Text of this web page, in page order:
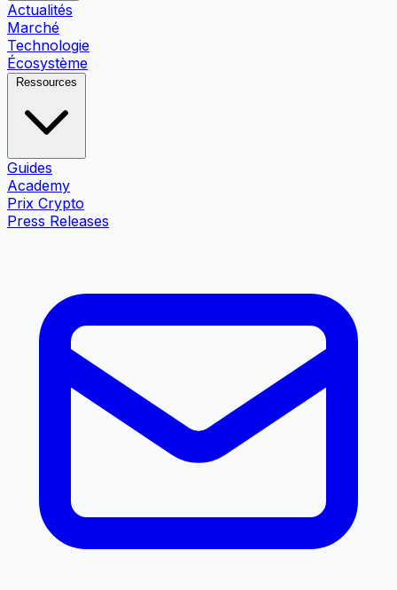
Actualités
Marché
Technologie
Écosystème
Ressources
Guides
Academy
Prix Crypto
Press Releases